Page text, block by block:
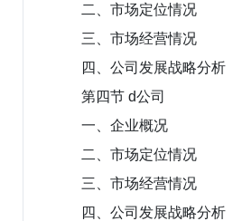
二、市场定位情况
三、市场经营情况
四、公司发展战略分析
第四节 d公司
一、企业概况
二、市场定位情况
三、市场经营情况
四、公司发展战略分析